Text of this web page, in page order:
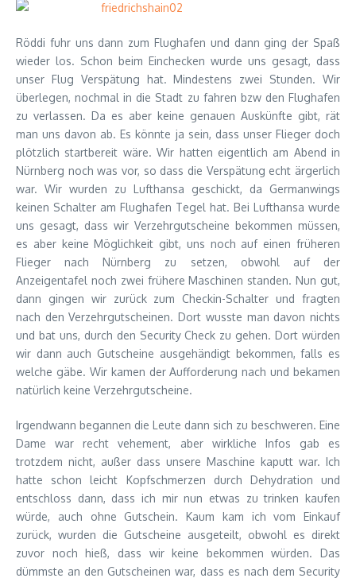
Röddi fuhr uns dann zum Flughafen und dann ging der Spaß
wieder los. Schon beim Einchecken wurde uns gesagt, dass
unser Flug Verspätung hat. Mindestens zwei Stunden. Wir
überlegen, nochmal in die Stadt zu fahren bzw den Flughafen
zu verlassen. Da es aber keine genauen Auskünfte gibt, rät
man uns davon ab. Es könnte ja sein, dass unser Flieger doch
plötzlich startbereit wäre. Wir hatten eigentlich am Abend in
Nürnberg noch was vor, so dass die Verspätung echt ärgerlich
war. Wir wurden zu Lufthansa geschickt, da Germanwings
keinen Schalter am Flughafen Tegel hat. Bei Lufthansa wurde
uns gesagt, dass wir Verzehrgutscheine bekommen müssen,
es aber keine Möglichkeit gibt, uns noch auf einen früheren
Flieger nach Nürnberg zu setzen, obwohl auf der
Anzeigentafel noch zwei frühere Maschinen standen. Nun gut,
dann gingen wir zurück zum Checkin-Schalter und fragten
nach den Verzehrgutscheinen. Dort wusste man davon nichts
und bat uns, durch den Security Check zu gehen. Dort würden
wir dann auch Gutscheine ausgehändigt bekommen, falls es
welche gäbe. Wir kamen der Aufforderung nach und bekamen
natürlich keine Verzehrgutscheine.
Irgendwann begannen die Leute dann sich zu beschweren. Eine
Dame war recht vehement, aber wirkliche Infos gab es
trotzdem nicht, außer dass unsere Maschine kaputt war. Ich
hatte schon leicht Kopfschmerzen durch Dehydration und
entschloss dann, dass ich mir nun etwas zu trinken kaufen
würde, auch ohne Gutschein. Kaum kam ich vom Einkauf
zurück, wurden die Gutscheine ausgeteilt, obwohl es direkt
zuvor noch hieß, dass wir keine bekommen würden. Das
dümmste an den Gutscheinen war, dass es nach dem Security